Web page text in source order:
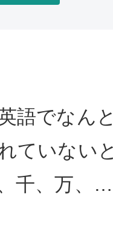
語でなん
ていない
千、万、